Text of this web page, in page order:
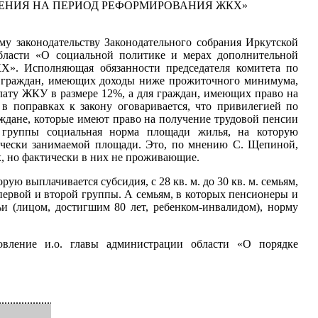
НА ПЕРИОД РЕФОРМИРОВАНИЯ ЖКХ»
Законодательного собрания Иркутской
«О социальной политике и мерах дополнительной
Исполняющая обязанности председателя комитета по
имеющих доходы ниже прожиточного минимума,
ЖКУ в размере 12%, а для граждан, имеющих право на
к закону оговаривается, что привилегией по
которые имеют право на получение трудовой пенсии
социальная норма площади жилья, на которую
занимаемой площади. Это, по мнению С. Щепиной,
но фактически в них не проживающие.
выплачивается субсидия, с 28 кв. м. до 30 кв. м. семьям,
и второй группы. А семьям, в которых пенсионеры и
(лицом, достигшим 80 лет, ребенком-инвалидом), норму
и.о. главы администрации области «О порядке